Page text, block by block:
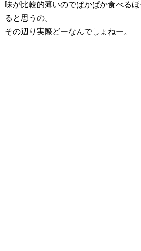
味が比較的薄いのでぱかぱか食べる
ると思うの。
その辺り実際どーなんでしょねー。